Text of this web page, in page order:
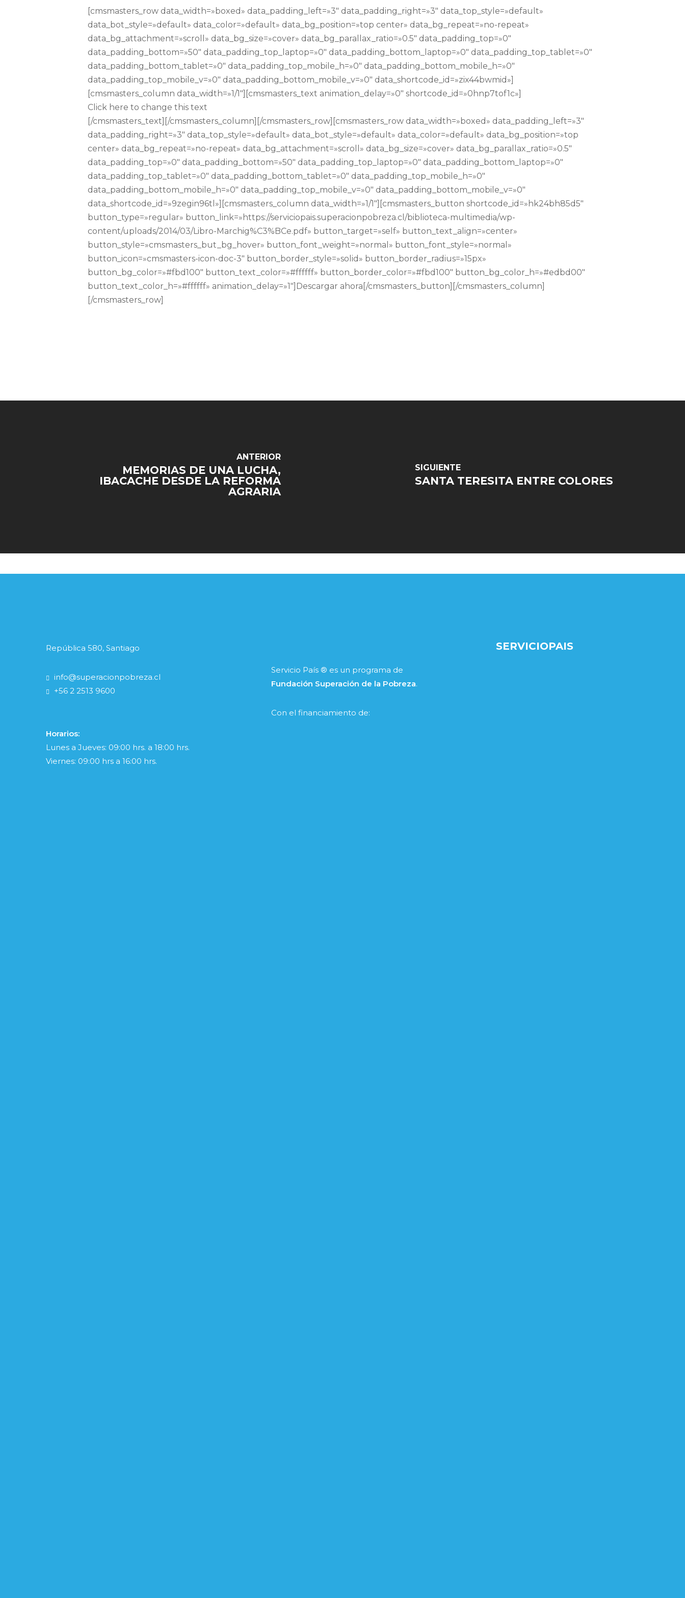
[cmsmasters_row data_width=»boxed» data_padding_left=»3″ data_padding_right=»3″ data_top_style=»default»
data_bot_style=»default» data_color=»default» data_bg_position=»top center» data_bg_repeat=»no-repeat»
data_bg_attachment=»scroll» data_bg_size=»cover» data_bg_parallax_ratio=»0.5″ data_padding_top=»0″
data_padding_bottom=»50″ data_padding_top_laptop=»0″ data_padding_bottom_laptop=»0″ data_padding_top_tablet=»0″
data_padding_bottom_tablet=»0″ data_padding_top_mobile_h=»0″ data_padding_bottom_mobile_h=»0″
data_padding_top_mobile_v=»0″ data_padding_bottom_mobile_v=»0″ data_shortcode_id=»zix44bwmid»]
[cmsmasters_column data_width=»1/1″][cmsmasters_text animation_delay=»0″ shortcode_id=»0hnp7tof1c»]
Click here to change this text
[/cmsmasters_text][/cmsmasters_column][/cmsmasters_row][cmsmasters_row data_width=»boxed» data_padding_left=»3″
data_padding_right=»3″ data_top_style=»default» data_bot_style=»default» data_color=»default» data_bg_position=»top
center» data_bg_repeat=»no-repeat» data_bg_attachment=»scroll» data_bg_size=»cover» data_bg_parallax_ratio=»0.5″
data_padding_top=»0″ data_padding_bottom=»50″ data_padding_top_laptop=»0″ data_padding_bottom_laptop=»0″
data_padding_top_tablet=»0″ data_padding_bottom_tablet=»0″ data_padding_top_mobile_h=»0″
data_padding_bottom_mobile_h=»0″ data_padding_top_mobile_v=»0″ data_padding_bottom_mobile_v=»0″
data_shortcode_id=»9zegin96tl»][cmsmasters_column data_width=»1/1″][cmsmasters_button shortcode_id=»hk24bh85d5″
button_type=»regular» button_link=»https://serviciopais.superacionpobreza.cl/biblioteca-multimedia/wp-
content/uploads/2014/03/Libro-Marchig%C3%BCe.pdf» button_target=»self» button_text_align=»center»
button_style=»cmsmasters_but_bg_hover» button_font_weight=»normal» button_font_style=»normal»
button_icon=»cmsmasters-icon-doc-3″ button_border_style=»solid» button_border_radius=»15px»
button_bg_color=»#fbd100″ button_text_color=»#ffffff» button_border_color=»#fbd100″ button_bg_color_h=»#edbd00″
button_text_color_h=»#ffffff» animation_delay=»1″]Descargar ahora[/cmsmasters_button][/cmsmasters_column]
[/cmsmasters_row]
ANTERIOR
MEMORIAS DE UNA LUCHA,
IBACACHE DESDE LA REFORMA
AGRARIA
SIGUIENTE
SANTA TERESITA ENTRE COLORES
República 580, Santiago
info@superacionpobreza.cl
+56 2 2513 9600
Horarios:
Lunes a Jueves: 09:00 hrs. a 18:00 hrs.
Viernes: 09:00 hrs a 16:00 hrs.
Servicio País ® es un programa de
Fundación Superación de la Pobreza.
Con el financiamiento de:
SERVICIOPAIS